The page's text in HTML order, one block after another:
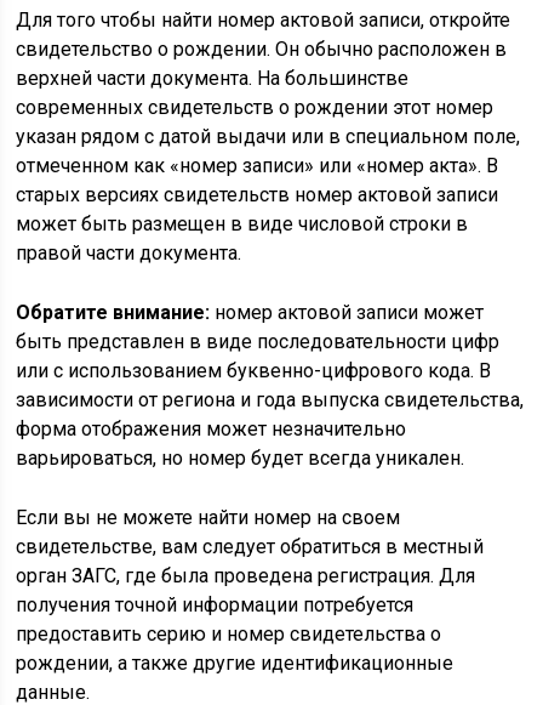
Для того чтобы найти номер актовой записи, откройте
свидетельство о рождении. Он обычно расположен в
верхней части документа. На большинстве
современных свидетельств о рождении этот номер
указан рядом с датой выдачи или в специальном поле,
отмеченном как «номер записи» или «номер акта». В
старых версиях свидетельств номер актовой записи
может быть размещен в виде числовой строки в
правой части документа.
Обратите внимание: номер актовой записи может
быть представлен в виде последовательности цифр
или с использованием буквенно-цифрового кода. В
зависимости от региона и года выпуска свидетельства,
форма отображения может незначительно
варьироваться, но номер будет всегда уникален.
Если вы не можете найти номер на своем
свидетельстве, вам следует обратиться в местный
орган ЗАГС, где была проведена регистрация. Для
получения точной информации потребуется
предоставить серию и номер свидетельства о
рождении, а также другие идентификационные
данные.